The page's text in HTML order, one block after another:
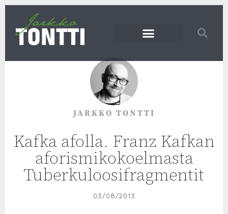
JARKKO TONTTI
Kafka afolla. Franz Kafkan
aforismikokoelmasta
Tuberkuloosifragmentit
03/08/2013